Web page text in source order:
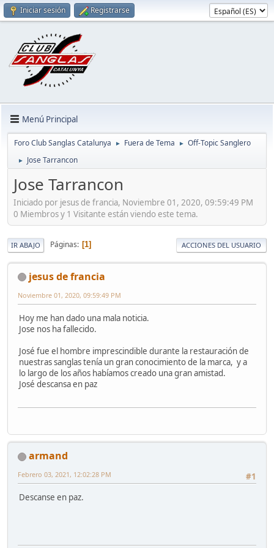
Iniciar sesión Registrarse
Menú Principal
Foro Club Sanglas Catalunya ► Fuera de Tema ► Off-Topic Sanglero
► Jose Tarrancon
Jose Tarrancon
Iniciado por jesus de francia, Noviembre 01, 2020, 09:59:49 PM
0 Miembros y 1 Visitante están viendo este tema.
IR ABAJO Páginas 1 ACCIONES DEL USUARIO
jesus de francia
Noviembre 01, 2020, 09:59:49 PM
Hoy me han dado una mala noticia.
Jose nos ha fallecido.
José fue el hombre imprescindible durante la restauración de
nuestras sanglas tenía un gran conocimiento de la marca, y a
lo largo de los años habíamos creado una gran amistad.
José descansa en paz
armand
#1
Febrero 03, 2021, 12:02:28 PM
Descanse en paz.